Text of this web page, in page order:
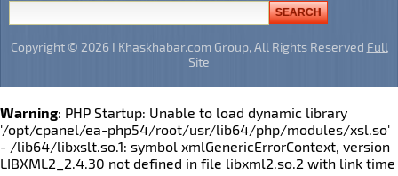
Copyright © 2026 I Khaskhabar.com Group, All Rights Reserved Full
Site
Warning: PHP Startup: Unable to load dynamic library
'/opt/cpanel/ea-php54/root/usr/lib64/php/modules/xsl.so'
- /lib64/libxslt.so.1: symbol xmlGenericErrorContext, version
LIBXML2_2.4.30 not defined in file libxml2.so.2 with link time